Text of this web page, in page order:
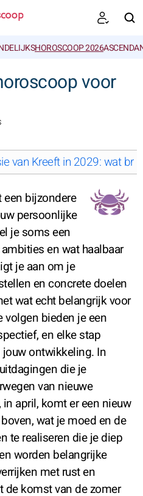
HOROSCOOP 2026
voor
van Kreeft in 2029: wat
bijzondere
persoonlijke
je soms een
en wat haalbaar
je aan om je
en concrete doelen
wat echt belangrijk voor
volgen bieden je een
en elke stap
ontwikkeling. In
die je
van nieuwe
april, komt er een nieuw
wat je moed en de
te realiseren die je diep
worden belangrijke
met rust en
de komst van de zomer